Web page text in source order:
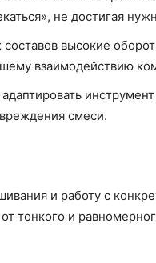
не достигая
составов высокие
взаимодействию
смеси.
и работу с
тонкого и